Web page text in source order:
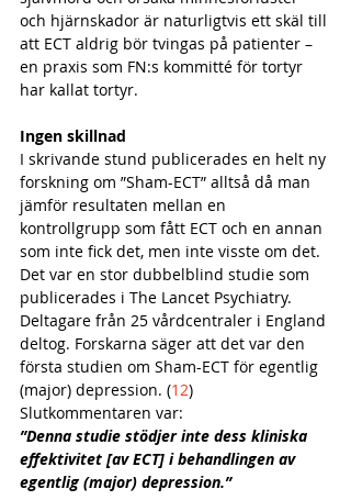
och hjärnskador är naturligtvis ett skäl till
att ECT aldrig bör tvingas på patienter –
en praxis som FN:s kommitté för tortyr
har kallat tortyr.
Ingen skillnad
I skrivande stund publicerades en helt ny
forskning om ”Sham-ECT” alltså då man
jämför resultaten mellan en
kontrollgrupp som fått ECT och en annan
som inte fick det, men inte visste om det.
Det var en stor dubbelblind studie som
publicerades i The Lancet Psychiatry.
Deltagare från 25 vårdcentraler i England
deltog. Forskarna säger att det var den
första studien om Sham-ECT för egentlig
(major) depression. (12)
Slutkommentaren var:
”Denna studie stödjer inte dess kliniska
effektivitet [av ECT] i behandlingen av
egentlig (major) depression.”